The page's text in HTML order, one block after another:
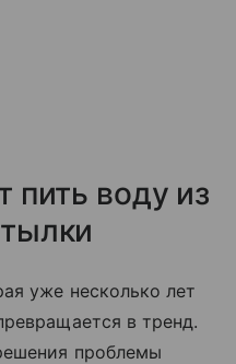
пить воду из
уже несколько лет
в тренд.
проблемы